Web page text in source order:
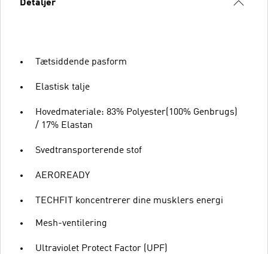
Detaljer
Tætsiddende pasform
Elastisk talje
Hovedmateriale: 83% Polyester(100% Genbrugs)
/ 17% Elastan
Svedtransporterende stof
AEROREADY
TECHFIT koncentrerer dine musklers energi
Mesh-ventilering
Ultraviolet Protect Factor (UPF)